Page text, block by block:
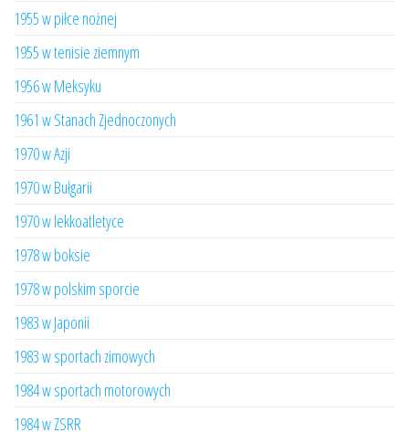
1955 w piłce nożnej
1955 w tenisie ziemnym
1956 w Meksyku
1961 w Stanach Zjednoczonych
1970 w Azji
1970 w Bułgarii
1970 w lekkoatletyce
1978 w boksie
1978 w polskim sporcie
1983 w Japonii
1983 w sportach zimowych
1984 w sportach motorowych
1984 w ZSRR